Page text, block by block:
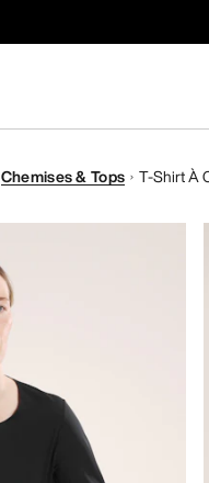
Chemises & Tops T-Shirt À